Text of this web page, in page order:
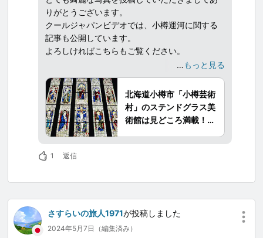
りがとうございます。
クールジャパンビデオでは、小樽運河に関する
記事も公開しています。
よろしければこちらもご覧ください。
北海道小樽市にある、ノスタルジックな雰囲気
漂う「小樽運河」。
そのほとりにある「小樽芸術村」には、レトロ
な建物の中に世界の様々な美術品や工芸品が多
く展示されており見応え抜群です。
テンドグラス美術館」は、19世紀後半から20世
追悼のために制作された「神とイギリスの栄
光」のステンドグラスなどの貴重な作品が数多
…もっと見る
北海道小樽市「小樽芸術
村」のステンドグラス美
術館は見どころ満載！動
界を味わおう！
1 返信
さすらいの旅人1971が投稿しました
2024年5月7日（編集済み）